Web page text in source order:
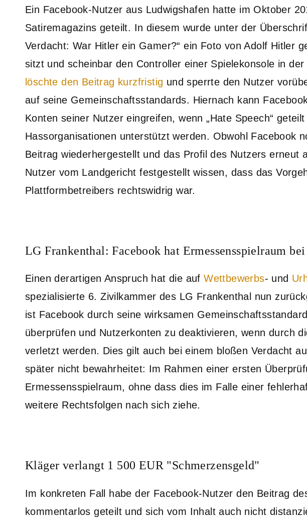
Ein Facebook-Nutzer aus Ludwigshafen hatte im Oktober
Satiremagazins geteilt. In diesem wurde unter der
Verdacht: War Hitler ein Gamer?“ ein Foto von Adolf Hitler
sitzt und scheinbar den Controller einer Spielekonsole in der
löschte den Beitrag kurzfristig und sperrte den Nutzer
auf seine Gemeinschaftsstandards. Hiernach kann
Konten seiner Nutzer eingreifen, wenn „Hate Speech“
Hassorganisationen unterstützt werden. Obwohl Facebook
Beitrag wiederhergestellt und das Profil des Nutzers erneut
Nutzer vom Landgericht festgestellt wissen, dass das
Plattformbetreibers rechtswidrig war.
LG Frankenthal: Facebook hat Ermessensspielraum
Einen derartigen Anspruch hat die aufWettbewerbs- und
spezialisierte 6. Zivilkammer des LG Frankenthal nun
ist Facebook durch seine wirksamen
überprüfen und Nutzerkonten zu deaktivieren, wenn durch
verletzt werden. Dies gilt auch bei einem bloßen Verdacht
später nicht bewahrheitet: Im Rahmen einer ersten
Ermessensspielraum, ohne dass dies im Falle einer
weitere Rechtsfolgen nach sich ziehe.
Kläger verlangt 1 500 EUR "Schmerzensgeld"
Im konkreten Fall habe der Facebook-Nutzer den Beitrag
kommentarlos geteilt und sich vom Inhalt auch nicht